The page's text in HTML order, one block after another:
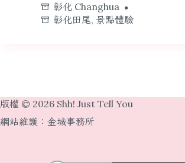
彰化 Changhua
彰化田尾, 景點體驗
版權 © 2026 Shh! Just Tell You
網站維護： 金城事務所